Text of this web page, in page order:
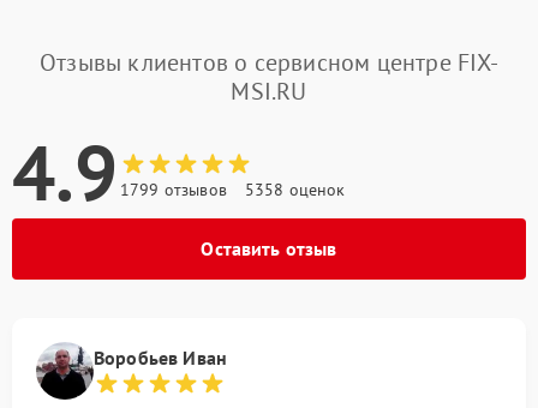
Отзывы клиентов о сервисном центре FIX-
MSI.RU
4.9 1799 отзывов 5358 оценок
Оставить отзыв
Воробьев Иван